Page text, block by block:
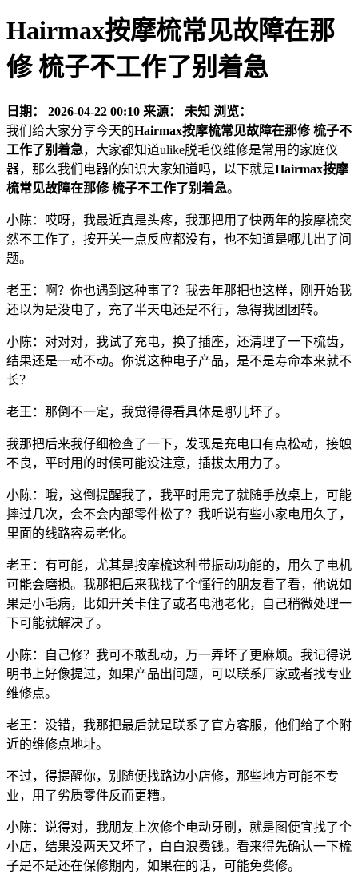
Hairmax按摩梳常见故障在那
修 梳子不工作了别着急
日期： 2026-04-22 00:10 来源： 未知 浏览：
我们给大家分享今天的Hairmax按摩梳常见故障在那修 梳子不
工作了别着急，大家都知道ulike脱毛仪维修是常用的家庭仪
器，那么我们电器的知识大家知道吗，以下就是Hairmax按摩
梳常见故障在那修 梳子不工作了别着急。
小陈：哎呀，我最近真是头疼，我那把用了快两年的按摩梳突
然不工作了，按开关一点反应都没有，也不知道是哪儿出了问
题。
老王：啊？你也遇到这种事了？我去年那把也这样，刚开始我
还以为是没电了，充了半天电还是不行，急得我团团转。
小陈：对对对，我试了充电，换了插座，还清理了一下梳齿，
结果还是一动不动。你说这种电子产品，是不是寿命本来就不
长？
老王：那倒不一定，我觉得得看具体是哪儿坏了。
我那把后来我仔细检查了一下，发现是充电口有点松动，接触
不良，平时用的时候可能没注意，插拔太用力了。
小陈：哦，这倒提醒我了，我平时用完了就随手放桌上，可能
摔过几次，会不会内部零件松了？我听说有些小家电用久了，
里面的线路容易老化。
老王：有可能，尤其是按摩梳这种带振动功能的，用久了电机
可能会磨损。我那把后来我找了个懂行的朋友看了看，他说如
果是小毛病，比如开关卡住了或者电池老化，自己稍微处理一
下可能就解决了。
小陈：自己修？我可不敢乱动，万一弄坏了更麻烦。我记得说
明书上好像提过，如果产品出问题，可以联系厂家或者找专业
维修点。
老王：没错，我那把最后就是联系了官方客服，他们给了个附
近的维修点地址。
不过，得提醒你，别随便找路边小店修，那些地方可能不专
业，用了劣质零件反而更糟。
小陈：说得对，我朋友上次修个电动牙刷，就是图便宜找了个
小店，结果没两天又坏了，白白浪费钱。看来得先确认一下梳
子是不是还在保修期内，如果在的话，可能免费修。